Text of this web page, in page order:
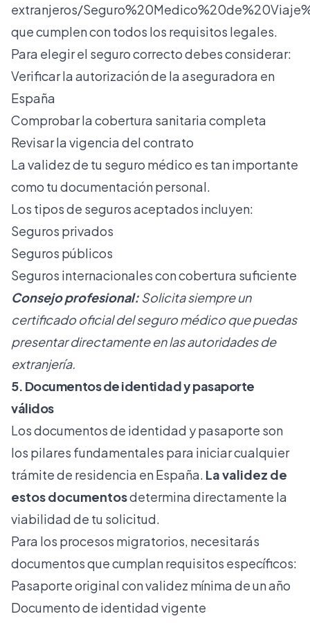
extranjeros/
que cumplen con todos los requisitos legales.
Para elegir el seguro correcto debes considerar:
Verificar la autorización de la aseguradora en
España
Comprobar la cobertura sanitaria completa
Revisar la vigencia del contrato
La validez de tu seguro médico es tan importante
como tu documentación personal.
Los tipos de seguros aceptados incluyen:
Seguros privados
Seguros públicos
Seguros internacionales con cobertura suficiente
Consejo profesional: Solicita siempre un
certificado oficial del seguro médico que puedas
presentar directamente en las autoridades de
extranjería.
5. Documentos de identidad y pasaporte
válidos
Los documentos de identidad y pasaporte son
los pilares fundamentales para iniciar cualquier
trámite de residencia en España. La validez de
estos documentosdetermina directamente la
viabilidad de tu solicitud.
Para los procesos migratorios, necesitarás
documentos que cumplan requisitos específicos:
Pasaporte original con validez mínima de un año
Documento de identidad vigente